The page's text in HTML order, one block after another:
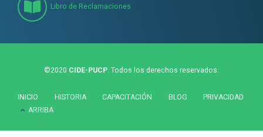
Libro de Reclamaciones
©2020 CIDE-PUCP. Todos los derechos reservados.
INICIO HISTORIA CAPACITACIÓN BLOG
PRIVACIDAD
ARRIBA